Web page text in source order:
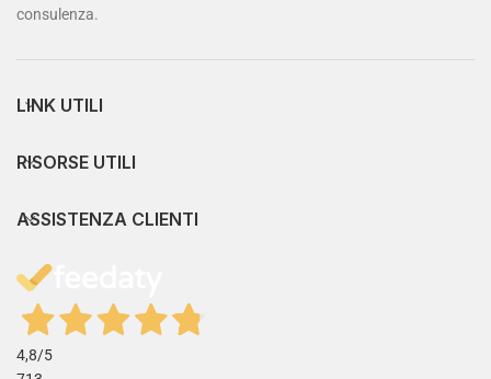
consulenza.
LINK UTILI
RISORSE UTILI
ASSISTENZA CLIENTI
4,8/5